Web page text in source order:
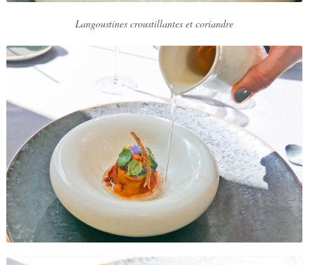
Langoustines croustillantes et coriandre